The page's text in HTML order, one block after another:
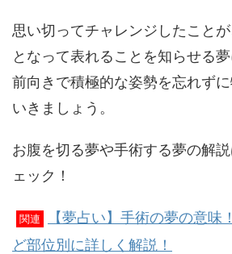
思い切ってチャレンジしたこと
となって表れることを知らせる夢
前向きで積極的な姿勢を忘れず
いきましょう。
お腹を切る夢や手術する夢の解
ェック！
関連
【夢占い】手術の夢の意味
ど部位別に詳しく解説！